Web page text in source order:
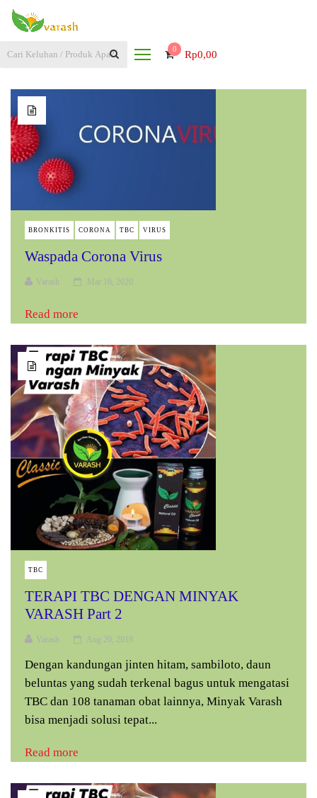
0 Rp0,00
BRONKITIS CORONA TBC VIRUS
Waspada Corona Virus
Varash Mar 16, 2020
Read more
TBC
TERAPI TBC DENGAN MINYAK
VARASH Part 2
Varash Aug 20, 2019
Dengan kandungan jinten hitam, sambiloto, daun
beluntas yang sudah terkenal bagus untuk mengatasi
TBC dan 108 tanaman obat lainnya, Minyak Varash
bisa menjadi solusi tepat...
Read more